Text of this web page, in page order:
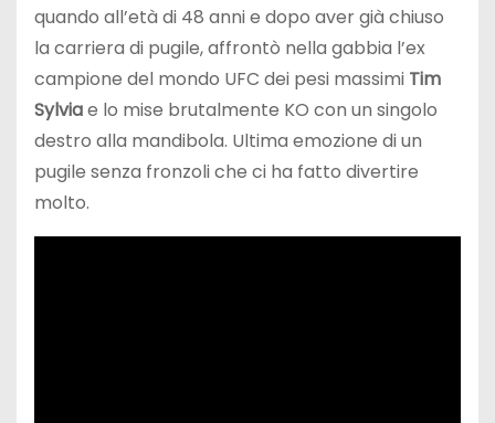
quando all’età di 48 anni e dopo aver già chiuso
la carriera di pugile, affrontò nella gabbia l’ex
campione del mondo UFC dei pesi massimi Tim
Sylviae lo mise brutalmente KO con un singolo
destro alla mandibola. Ultima emozione di un
pugile senza fronzoli che ci ha fatto divertire
molto.